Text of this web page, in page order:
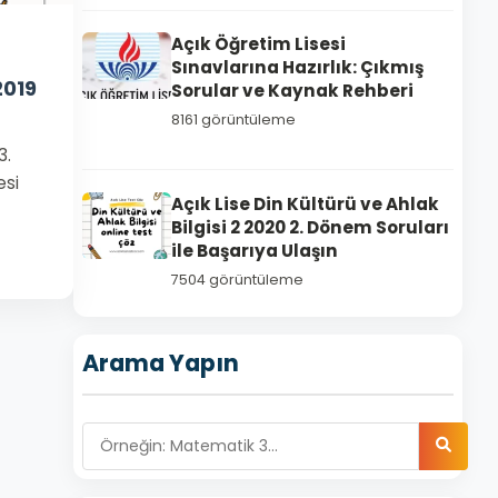
Açık Öğretim Lisesi
Sınavlarına Hazırlık: Çıkmış
Sorular ve Kaynak Rehberi
8161 görüntüleme
Açık Lise Din Kültürü ve Ahlak
Bilgisi 2 2020 2. Dönem Soruları
ile Başarıya Ulaşın
7504 görüntüleme
Arama Yapın